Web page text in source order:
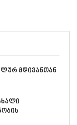
მდივანთან